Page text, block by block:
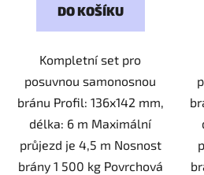
DO KOŠÍKU
Kompletní set pro
posuvnou samonosnou
bránu Profil: 136x142 mm,
délka: 6 m Maximální
průjezd je 4,5 m Nosnost
brány 1 500 kg Povrchová